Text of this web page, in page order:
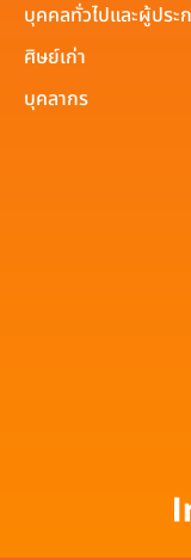
บุคคลทั่วไปและผู้ประ
ศิษย์เก่า
บุคลากร